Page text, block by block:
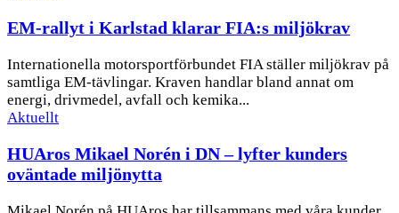
EM-rallyt i Karlstad klarar FIA:s miljökrav
Internationella motorsportförbundet FIA ställer miljökrav på
samtliga EM-tävlingar. Kraven handlar bland annat om
energi, drivmedel, avfall och kemika...
Aktuellt
HUAros Mikael Norén i DN – lyfter kunders
oväntade miljönytta